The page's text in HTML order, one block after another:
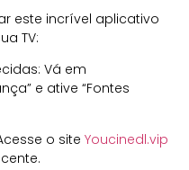
este incrível aplicativo
TV:
Vá em
e ative “Fontes
o siteYoucinedl.vip